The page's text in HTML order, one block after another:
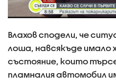
Влахов сподели, че
лоша, навсякъде имало
състояние, които
пламналия автомобил